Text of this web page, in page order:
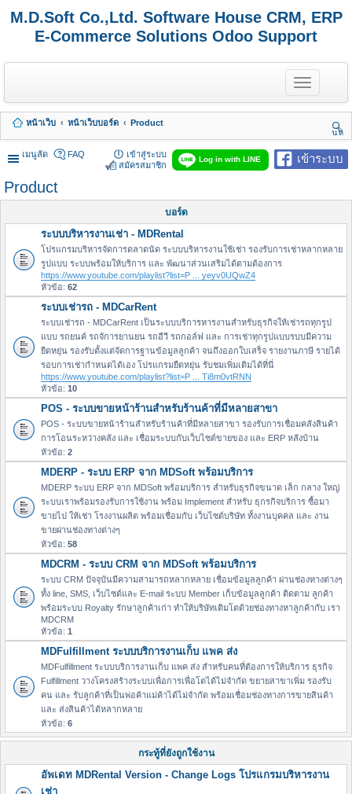
M.D.Soft Co.,Ltd. Software House CRM, ERP
E-Commerce Solutions Odoo Support
T
o
g
e
n
a
g
t
o
หน้าเว็บ หน้าเว็บบอร์ด
Product
นห
า
เมนูลัด
เข้าระบบ
Log in with LINE
FAQ
เข้าสู่ระบบ
สมัครสมาชิก
Product
บอร์ด
ระบบบริหารงานเช่า - MDRental
โปรแกรมบริหารจัดการตลาดนัด ระบบบริหารงานใช้เช่า รองรับการเช่าหลากหลาย
รูปแบบ ระบบพร้อมให้บริการ และ พัฒนาส่วนเสริมได้ตามต้องการ
https://www.youtube.com/playlist?list=P ... yeyv0UQwZ4
หัวข้อ: 62
ระบบเช่ารถ - MDCarRent
ระบบเช่ารถ - MDCarRent เป็นระบบบริการหารงานสำหรับธุรกิจให้เช่ารถทุกรูป
แบบ รถยนค์ รถจัการยานยน รถอีวี รถกอล์ฟ และ การเช่าทุกรูปแบบรบบมีความ
ยืดหยุ่น รองรับตั้งแต่จัดการฐานข้อมูลลูกค้า จนถึงออกใบเสร็จ รายงานภาษี รายได้
รอบการเช่ากำหนดได้เอง โปรแกรมยืดหยุ่น รับชมเพิ่มเติมได้ที่นี่
https://www.youtube.com/playlist?list=P ... Ti8m0vtRNN
หัวข้อ: 10
POS - ระบบขายหน้าร้านสำหรับร้านค้าที่มีหลายสาขา
POS - ระบบขายหน้าร้านสำหรับร้านค้าที่มีหลายสาขา รองรับการเชื่อมคลังสินค้า
การโอนระหว่างคลัง และ เชื่อมระบบกับเว็บไซต์ขายของ และ ERP หลังบ้าน
หัวข้อ: 2
MDERP - ระบบ ERP จาก MDSoft พร้อมบริการ
MDERP ระบบ ERP จาก MDSoft พร้อมบริการ สำหรับธุรกิจขนาด เล็ก กลาง ใหญ่
ระบบเราพร้อมรองรับการใช้งาน พร้อม Implement สำหรับ ธุกรกิจบริการ ซื้อมา
ขายไป ให้เช่า โรงงานผลิต พร้อมเชื่อมกับ เว็บไซต์บริษัท ทั้งงานบุคคล และ งาน
ขายผ่านช่องทางต่างๆ
หัวข้อ: 58
MDCRM - ระบบ CRM จาก MDSoft พร้อมบริการ
ระบบ CRM ปัจจุบันมีความสามารถหลากหลาย เชื่อมข้อมูลลูกค้า ผ่านช่องทางต่างๆ
ทั้ง line, SMS, เว็บไซต์และ E-mail ระบบ Member เก็บข้อมูลลูกค้า ติดตาม ลูกค้า
พร้อมระบบ Royalty รักษาลูกค้าเก่า ทำให้บริษัทเติมโตด้วยช่องทางหาลูกค้ากับ เรา
MDCRM
หัวข้อ: 1
MDFulfillment ระบบบริการงานเก็บ แพค ส่ง
MDFulfillment ระบบบริการงานเก็บ แพค ส่ง สำหรับคนที่ต้องการให้บริการ ธุรกิจ
Fulfillment วางโครงสร้างระบบเพื่อการเพื่อโตได้ไม่จำกัด ขยายสาขาเพิ่ม รองรับ
คน และ รับลูกค้าที่เป็นพ่อค้าแม่ค้าได้ไม่จำกัด พร้อมเชื่อมช่องทางการขายสินค้า
และ ส่งสินค้าได้หลากหลาย
หัวข้อ: 6
กระทู้ที่ยังถูกใช้งาน
อัพเดท MDRental Version - Change Logs โปรแกรมบริหารงาน
เช่า